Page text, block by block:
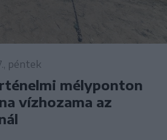
péntek
mélyponton
vízhozama az